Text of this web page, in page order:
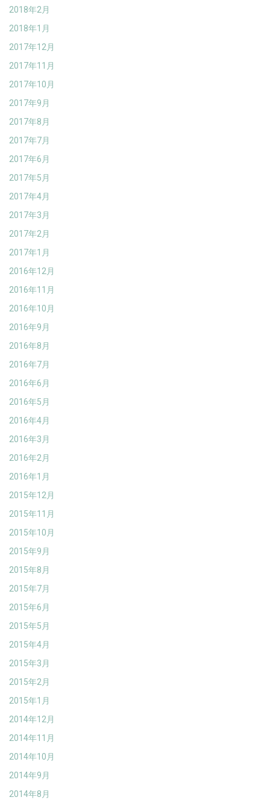
2018年2月
2018年1月
2017年12月
2017年11月
2017年10月
2017年9月
2017年8月
2017年7月
2017年6月
2017年5月
2017年4月
2017年3月
2017年2月
2017年1月
2016年12月
2016年11月
2016年10月
2016年9月
2016年8月
2016年7月
2016年6月
2016年5月
2016年4月
2016年3月
2016年2月
2016年1月
2015年12月
2015年11月
2015年10月
2015年9月
2015年8月
2015年7月
2015年6月
2015年5月
2015年4月
2015年3月
2015年2月
2015年1月
2014年12月
2014年11月
2014年10月
2014年9月
2014年8月